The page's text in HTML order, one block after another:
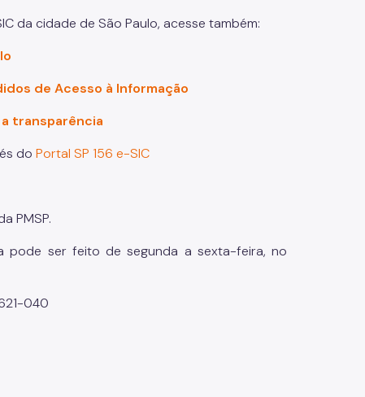
da cidade de São Paulo, acesse também:
de Acesso à Informação
transparência
do Portal SP 156 e-SIC
PMSP.
pode ser feito de segunda a sexta-feira, no
040